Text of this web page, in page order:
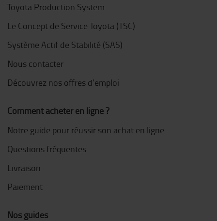
Toyota Production System
Le Concept de Service Toyota (TSC)
Système Actif de Stabilité (SAS)
Nous contacter
Découvrez nos offres d'emploi
Comment acheter en ligne ?
Notre guide pour réussir son achat en ligne
Questions fréquentes
Livraison
Paiement
Nos guides